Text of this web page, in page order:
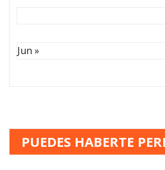
Jun »
PUEDES HABERTE